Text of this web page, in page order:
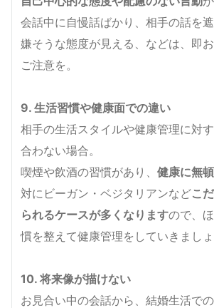
会話中に自慢話ばかり、相手の話を
嫌そうな態度が見える、などは、即
ご注意を。
9. 生活習慣や健康面での違い
相手の生活スタイルや健康管理に対
合わない場合。
喫煙や飲酒の習慣があり、 健康に無
対にビーガン・ベジタリアンなどこ
られるケースが多くなりますので、
慣を整えて健康管理をしていきましょ
10. 将来像が描けない
お見合い中の会話から、結婚生活で